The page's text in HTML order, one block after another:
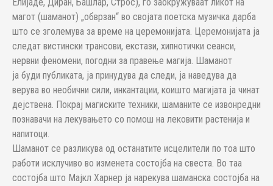
магот (шаманот) „обврзан“ во својата поетска музичка дарба
што се зголемува за време на церемонијата. Церемонијата ја
следат вистински трансови, екстази, хипнотички сеанси,
нервни феномени, погодни за правење магија. Шаманот
ја буди публиката, ја принудува да следи, ја наведува да
верува во необични сили, инкантации, коишто магијата ја чинат
дејствена. Покрај магиските техники, шаманите се извонредни
познавачи на лекувањето со помош на лековити растенија и
напитоци.
Шаманот се разликува од останатите исцелители по тоа што
работи исклучиво во изменета состојба на свеста. Во таа
состојба што Мајкл Харнер ја нарекува шаманска состојба на